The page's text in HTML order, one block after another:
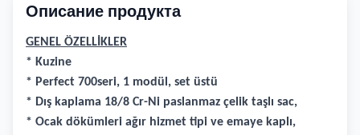
Описание продукта
GENEL ÖZELLİKLER
* Kuzine
* Perfect 700seri, 1 modül, set üstü
* Dış kaplama 18/8 Cr-Ni paslanmaz çelik taşlı sac,
* Ocak dökümleri ağır hizmet tipi ve emaye kaplı,